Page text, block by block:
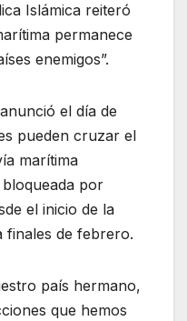
Islámica reiteró
permanece
enemigos”.
el día de
pueden cruzar el
marítima
por
el inicio de la
finales de febrero.
país hermano,
que hemos